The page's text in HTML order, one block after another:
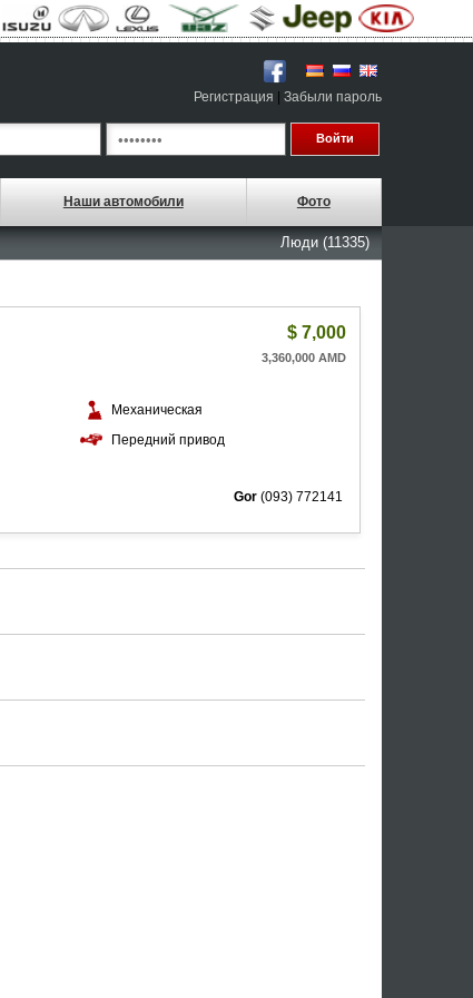
Регистрация Забыли пароль
Наши автомобили Фото
Люди (11335)
$ 7,000
3,360,000 AMD
Механическая
Передний привод
Gor(093) 772141